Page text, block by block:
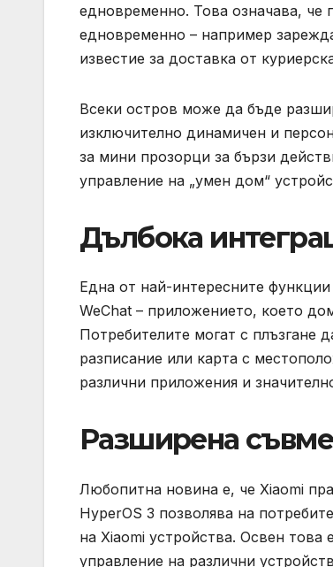
едновременно. Това означава, че
едновременно – например
известие за доставка от
Всеки остров може да бъде
изключително динамичен и
за мини прозорци за бързи
управление на „умен дом“
Дълбока
Една от най-интересните
WeChat – приложението, което
Потребителите могат с плъзгане
разписание или карта с
различни приложения и
Разширена
Любопитна новина е, че Xiaomi
HyperOS 3 позволява на
на Xiaomi устройства. Освен
управление на различни